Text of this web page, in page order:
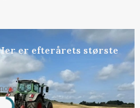
er efterårets største